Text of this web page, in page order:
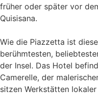
früher oder später vor
Quisisana.
Wie die Piazzetta ist
berühmtesten,
der Insel. Das Hotel
Camerelle, der
sitzen Werkstätten